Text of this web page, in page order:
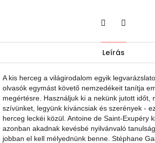
Leírás
A kis herceg a világirodalom egyik
olvasók egymást követő nemzedékeit tanítja
megértésre. Használjuk ki a nekünk jutott időt,
szívünket, legyünk kíváncsiak és szerények -
herceg leckéi közül. Antoine de Saint-Exupéry
azonban akadnak kevésbé nyilvánvaló
jobban el kell mélyednünk benne. Stéphane